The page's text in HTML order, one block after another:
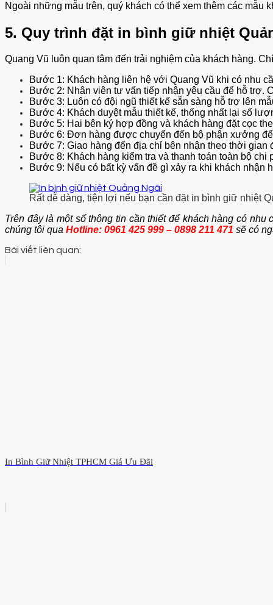
Ngoài những mẫu trên, quý khách có thể xem thêm các mẫu
5. Quy trình đặt in bình giữ nhiệt
Quang Vũ luôn quan tâm đến trải nghiệm của khách hàng.
Bước 1: Khách hàng liên hệ với Quang Vũ khi có nhu
Bước 2: Nhân viên tư vấn tiếp nhận yêu cầu để hỗ trợ.
Bước 3: Luôn có đội ngũ thiết kế sẵn sàng hỗ trợ lên
Bước 4: Khách duyệt mẫu thiết kế, thống nhất lại số
Bước 5: Hai bên ký hợp đồng và khách hàng đặt cọc
Bước 6: Đơn hàng được chuyển đến bộ phận xưởng
Bước 7: Giao hàng đến địa chỉ bên nhận theo thời gian
Bước 8: Khách hàng kiểm tra và thanh toán toàn bộ chi
Bước 9: Nếu có bất kỳ vấn đề gì xảy ra khi khách nhận
Rất dễ dàng, tiện lợi nếu bạn cần đặt in bình giữ nhiệt
Trên đây là một số thông tin cần thiết để khách hàng có nhu
chúng tôi qua Hotline: 0961 425 999 – 0898 211 471 sẽ có
Bài viết liên quan:
In Bình Giữ Nhiệt TPHCM Giá Ưu Đãi